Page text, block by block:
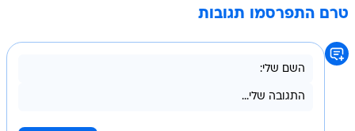
טרם התפרסמו תגובות